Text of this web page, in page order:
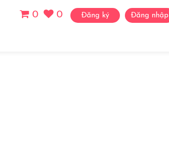
0 0 Đăng ký Đăng nhập